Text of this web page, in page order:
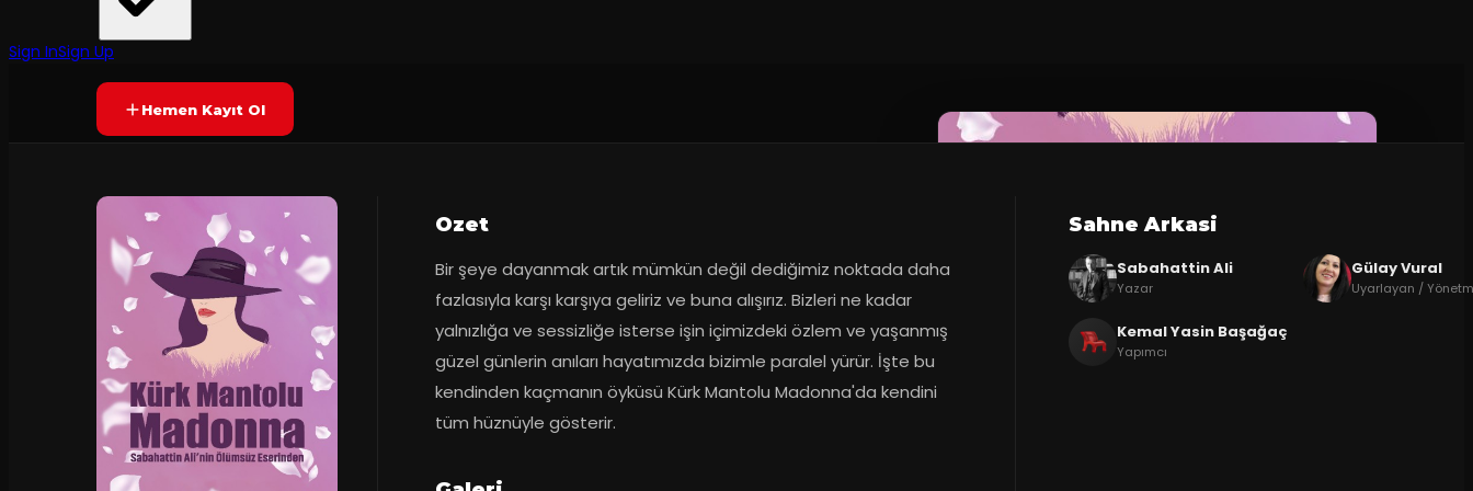
Sign InSign UpYAKINDA Yetersiz oy
Hemen Kayıt Ol
Ozet
Bir şeye dayanmak artık mümkün değil dediğimiz noktada daha
fazlasıyla karşı karşıya geliriz ve buna alışırız. Bizleri ne kadar
yalnızlığa ve sessizliğe isterse işin içimizdeki özlem ve yaşanmış
güzel günlerin anıları hayatımızda bizimle paralel yürür. İşte bu
kendinden kaçmanın öyküsü Kürk Mantolu Madonna'da kendini
tüm hüznüyle gösterir.
Sahne Arkasi
Sabahattin Ali
Yazar
Gülay Vural
Uyarlayan /
Kemal Yasin Başağaç
Yapımcı